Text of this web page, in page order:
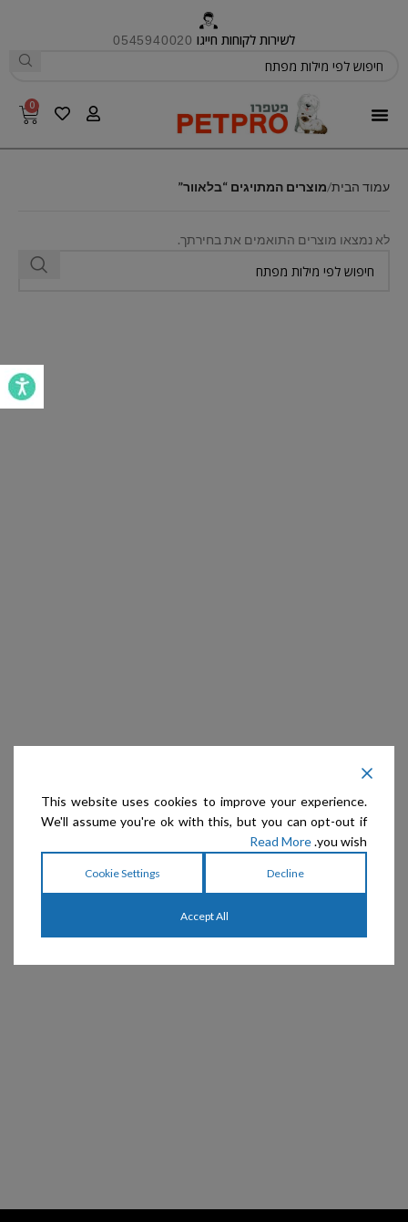
לשירות לקוחות חייגו 0545940020
0
עמוד הבית מוצרים המתויגים “בלאוור”
לא נמצאו מוצרים התואמים את בחירתך.
This website uses cookies to improve your experience.
We'll assume you're ok with this, but you can opt-out if
you wish.
Read More
Decline
Cookie Settings
Accept All